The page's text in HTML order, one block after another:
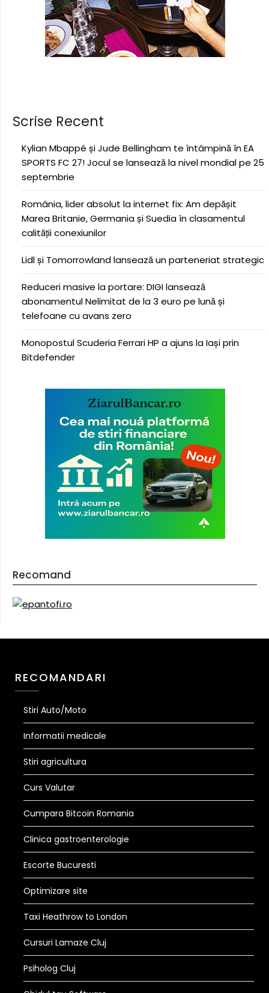
Scrise Recent
Kylian Mbappé și Jude Bellingham te întâmpină în EA
SPORTS FC 27! Jocul se lansează la nivel mondial pe 25
septembrie
România, lider absolut la internet fix: Am depășit
Marea Britanie, Germania și Suedia în clasamentul
calității conexiunilor
Lidl și Tomorrowland lansează un parteneriat strategic
Reduceri masive la portare: DIGI lansează
abonamentul Nelimitat de la 3 euro pe lună și
telefoane cu avans zero
Monopostul Scuderia Ferrari HP a ajuns la Iași prin
Bitdefender
Recomand
RECOMANDARI
Stiri Auto/Moto
Informatii medicale
Stiri agricultura
Curs Valutar
Cumpara Bitcoin Romania
Clinica gastroenterologie
Escorte Bucuresti
Optimizare site
Taxi Heathrow to London
Cursuri Lamaze Cluj
Psiholog Cluj